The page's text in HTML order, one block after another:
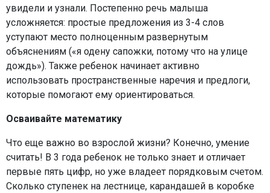
увидели и узнали. Постепенно речь малыша
усложняется: простые предложения из 3-4 слов
уступают место полноценным развернутым
объяснениям («я одену сапожки, потому что на улице
дождь»). Также ребенок начинает активно
использовать пространственные наречия и предлоги,
которые помогают ему ориентироваться.
Осваивайте математику
Что еще важно во взрослой жизни? Конечно, умение
считать! В 3 года ребенок не только знает и отличает
первые пять цифр, но уже владеет порядковым счетом.
Сколько ступенек на лестнице, карандашей в коробке